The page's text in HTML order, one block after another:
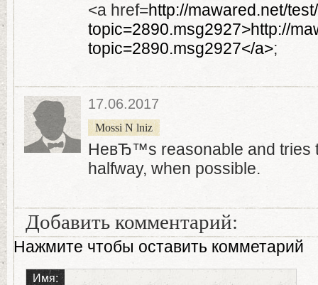
<a href=http://mawared.net/
topic=2890.msg2927>http://
topic=2890.msg2927</a>;
17.06.2017
Mossi N lniz
HeвЂ™s reasonable and tries
halfway, when possible.
Добавить комментарий:
Нажмите чтобы оставить комметарий
Имя: